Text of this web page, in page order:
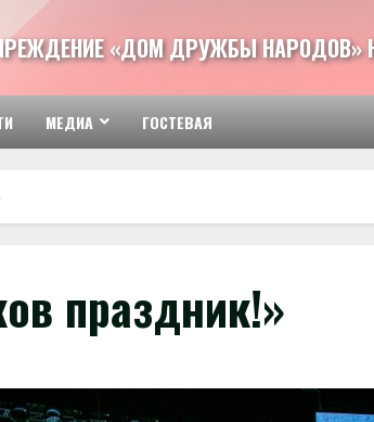
«ДОМ ДРУЖБЫ НАРОДОВ»
МЕДИА ГОСТЕВАЯ
праздник!»